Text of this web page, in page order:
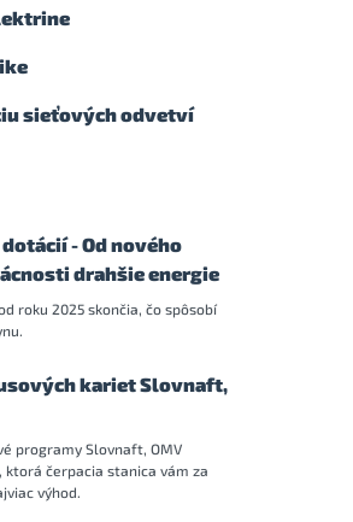
sieťových odvetví
- Od nového
drahšie energie
roku 2025 skončia, čo spôsobí
kariet Slovnaft,
programy Slovnaft, OMV
čerpacia stanica vám za
výhod.